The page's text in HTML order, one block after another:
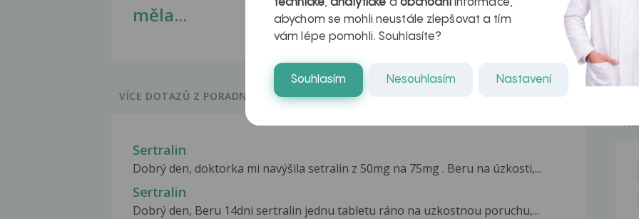
měla...
kteří ji...
VÍCE DOTAZŮ Z PORADNY
Sertralin
Dobrý den, doktorka mi navýšila setralin z 50mg na 75mg . Beru na úzkosti,...
Sertralin
Dobrý den, Beru 14dni sertralin jednu tabletu ráno na uzkostnou poruchu,...
technické,analytické a obchodníinformace,
abychom se mohli neustále zlepšovat a tím
vám lépe pomohli. Souhlasíte?
Souhlasím Nesouhlasím Nastavení